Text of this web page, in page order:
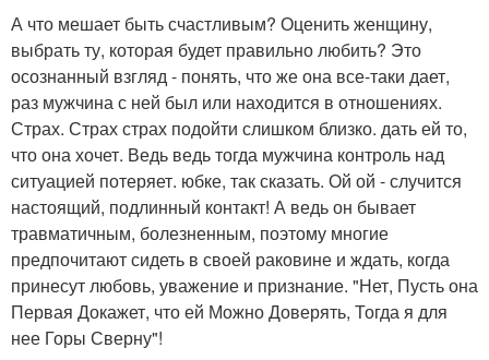
А что мешает быть счастливым? Оценить женщину,
выбрать ту, которая будет правильно любить? Это
осознанный взгляд - понять, что же она все-таки дает,
раз мужчина с ней был или находится в отношениях.
Страх. Страх страх подойти слишком близко. дать ей то,
что она хочет. Ведь ведь тогда мужчина контроль над
ситуацией потеряет. юбке, так сказать. Ой ой - случится
настоящий, подлинный контакт! А ведь он бывает
травматичным, болезненным, поэтому многие
предпочитают сидеть в своей раковине и ждать, когда
принесут любовь, уважение и признание. "Нет, Пусть она
Первая Докажет, что ей Можно Доверять, Тогда я для
нее Горы Сверну"!